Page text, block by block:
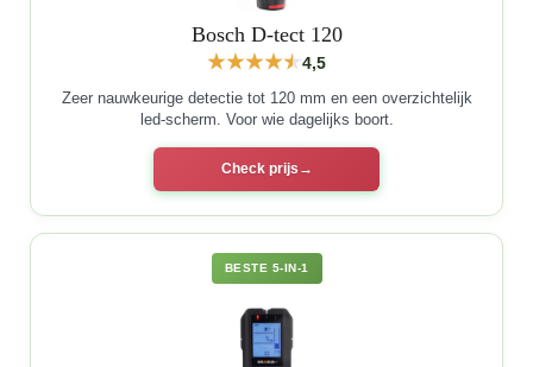
Bosch D-tect 120
4,5
Zeer nauwkeurige detectie tot 120 mm en een overzichtelijk
led-scherm. Voor wie dagelijks boort.
Check prijs
BESTE 5-IN-1